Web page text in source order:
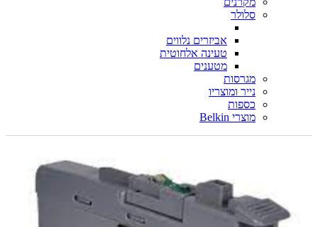
סלולר
אביזרים נלווים
טעינה אלחוטית
מטענים
מגרסות
נייר ומוצריו
כספות
מוצרי Belkin